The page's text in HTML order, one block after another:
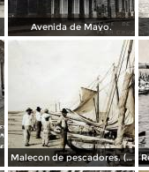
Avenida de Mayo.
Malecon de pescadores. ( Circulada el 12 de Agosto de 1911 ).